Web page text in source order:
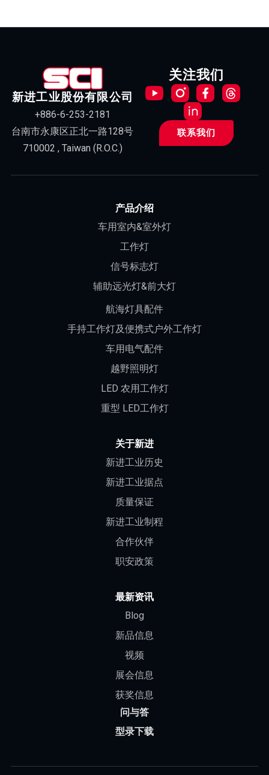
新进工业股份有限公司
+886-6-253-2181
台南市永康区正北一路128号
710002 , Taiwan (R.O.C.)
关注我们
联系我们
产品介绍
车用室内&室外灯
工作灯
信号标志灯
辅助远光灯&前大灯
航海灯具配件
手持工作灯及便携式户外工作灯
车用电气配件
越野照明灯
LED 农用工作灯
重型 LED工作灯
关于新进
新进工业历史
新进工业据点
质量保证
新进工业制程
合作伙伴
职安政策
最新资讯
Blog
新品信息
视频
展会信息
获奖信息
问与答
型录下载